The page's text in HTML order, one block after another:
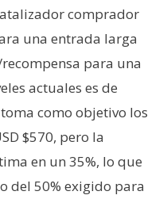
comprador
una entrada larga
para una
actuales es de
como objetivo los
$570, pero la
en un 35%, lo que
del 50% exigido para